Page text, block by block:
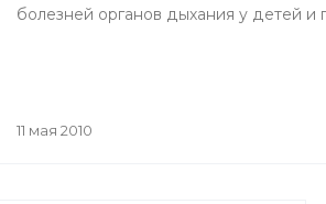
болезней органов дыхания у детей и
11 мая 2010